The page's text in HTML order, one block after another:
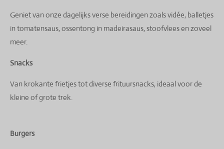
Geniet van onze dagelijks verse bereidingen zoals vidée, balletjes
in tomatensaus, ossentong in madeirasaus, stoofvlees en zoveel
meer.
Snacks
Van krokante frietjes tot diverse frituursnacks, ideaal voor de
kleine of grote trek.
Burgers